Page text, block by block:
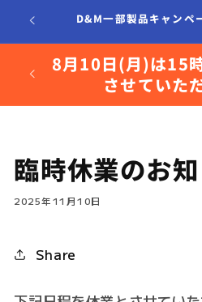
D&M一部製品キャンペ
8月10日(月)は15
させていた
臨時休業のお
2025年11月10日
Share